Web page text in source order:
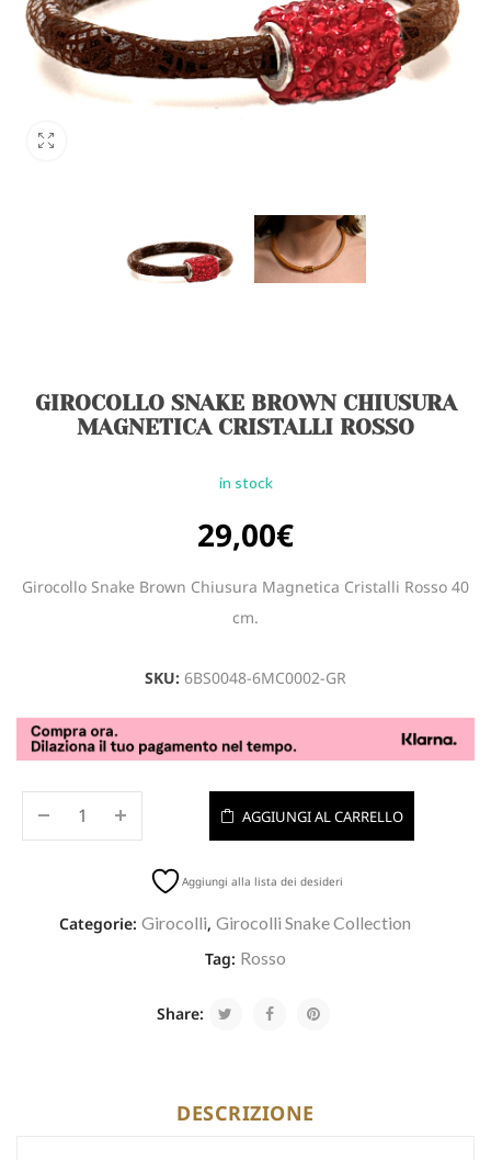
GIROCOLLO SNAKE BROWN CHIUSURA
MAGNETICA CRISTALLI ROSSO
in stock
29,00€
Girocollo Snake Brown Chiusura Magnetica Cristalli Rosso 40
cm.
SKU: 6BS0048-6MC0002-GR
AGGIUNGI AL CARRELLO
Aggiungi alla lista dei desideri
Categorie: Girocolli, Girocolli Snake Collection
Tag: Rosso
Share:
DESCRIZIONE